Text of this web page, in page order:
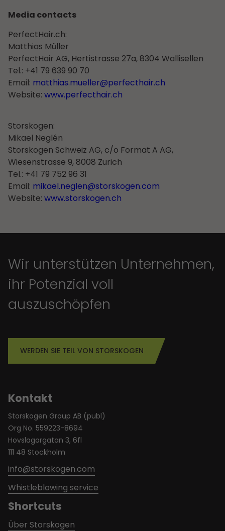
Media contacts
PerfectHair.ch:
Matthias Müller
PerfectHair AG, Hertistrasse 27a, 8304 Wallisellen
Tel.: +41 79 639 90 70
Email: matthias.mueller@perfecthair.ch
Website: www.perfecthair.ch
Storskogen:
Mikael Neglén
Storskogen Schweiz AG, c/o Format A AG,
Wiesenstrasse 9, 8008 Zurich
Tel.: +41 79 752 96 31
Email: mikael.neglen@storskogen.com
Website: www.storskogen.ch
Wir unterstützen Unternehmen,
ihr Potenzial voll
auszuschöpfen
WERDEN SIE TEIL VON STORSKOGEN
Kontakt
Storskogen Group AB (publ)
Org No. 559223-8694
Hovslagargatan 3, 6fl
111 48 Stockholm
info@storskogen.com
Whistleblowing service
Shortcuts
Über Storskogen